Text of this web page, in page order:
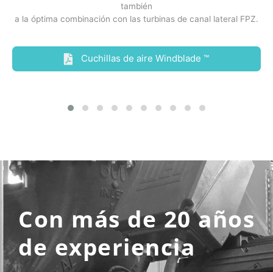
también
a la óptima combinación con las turbinas de canal lateral FPZ.
Cuchillas de aire Windblade ™
Con más de20 años
de experiencia